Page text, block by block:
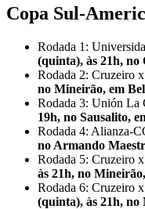
Copa Sul-
Rodada 1:
(quinta), às 21h,
Rodada 2: Cruzeiro
no Mineirão, em
Rodada 3: Unión La
19h, no Sausalito,
Rodada 4: Alianza-
no Armando
Rodada 5: Cruzeiro
às 21h, no
Rodada 6: Cruzeiro
(quinta), às 21h,